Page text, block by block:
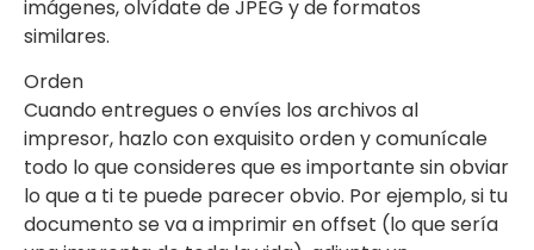
imágenes, olvídate de JPEG y de formatos
similares.
Orden
Cuando entregues o envíes los archivos al
impresor, hazlo con exquisito orden y comunícale
todo lo que consideres que es importante sin obviar
lo que a ti te puede parecer obvio. Por ejemplo, si tu
documento se va a imprimir en offset (lo que sería